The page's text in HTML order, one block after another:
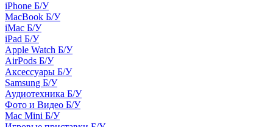
iPhone Б/У
MacBook Б/У
iMac Б/У
iPad Б/У
Apple Watch Б/У
AirPods Б/У
Аксессуары Б/У
Samsung Б/У
Аудиотехника Б/У
Фото и Видео Б/У
Mac Mini Б/У